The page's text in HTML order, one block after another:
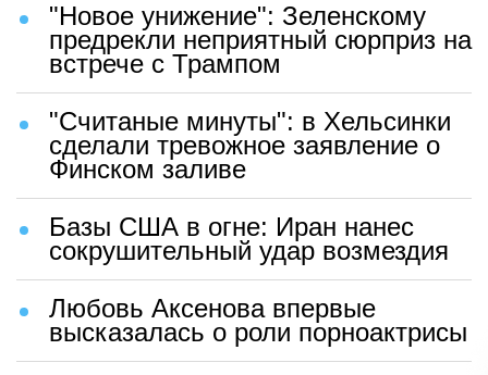
"Новое унижение": Зеленскому
предрекли неприятный сюрприз на
встрече с Трампом
"Считаные минуты": в Хельсинки
сделали тревожное заявление о
Финском заливе
Базы США в огне: Иран нанес
сокрушительный удар возмездия
Любовь Аксенова впервые
высказалась о роли порноактрисы